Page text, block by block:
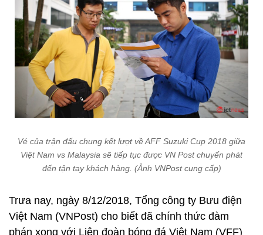
Vé của trận đấu chung kết lượt về AFF Suzuki Cup 2018 giữa
Việt Nam vs Malaysia sẽ tiếp tục được VN Post chuyển phát
đến tận tay khách hàng. (Ảnh VNPost cung cấp)
Trưa nay, ngày 8/12/2018, Tổng công ty Bưu điện
Việt Nam (VNPost) cho biết đã chính thức đàm
phán xong với Liên đoàn bóng đá Việt Nam (VFF)